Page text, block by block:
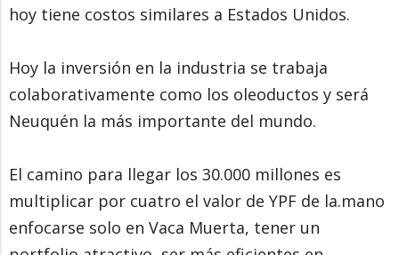
hoy tiene costos similares a Estados Unidos.
Hoy la inversión en la industria se trabaja
colaborativamente como los oleoductos y será
Neuquén la más importante del mundo.
El camino para llegar los 30.000 millones es
multiplicar por cuatro el valor de YPF de la.mano
enfocarse solo en Vaca Muerta, tener un